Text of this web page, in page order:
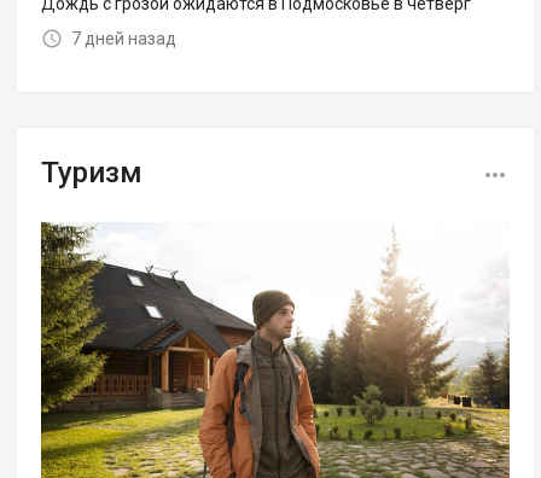
7 дней назад
Туризм